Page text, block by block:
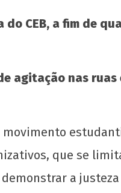
CEB, a fim de
agitação nas ruas
movimento
que se
a